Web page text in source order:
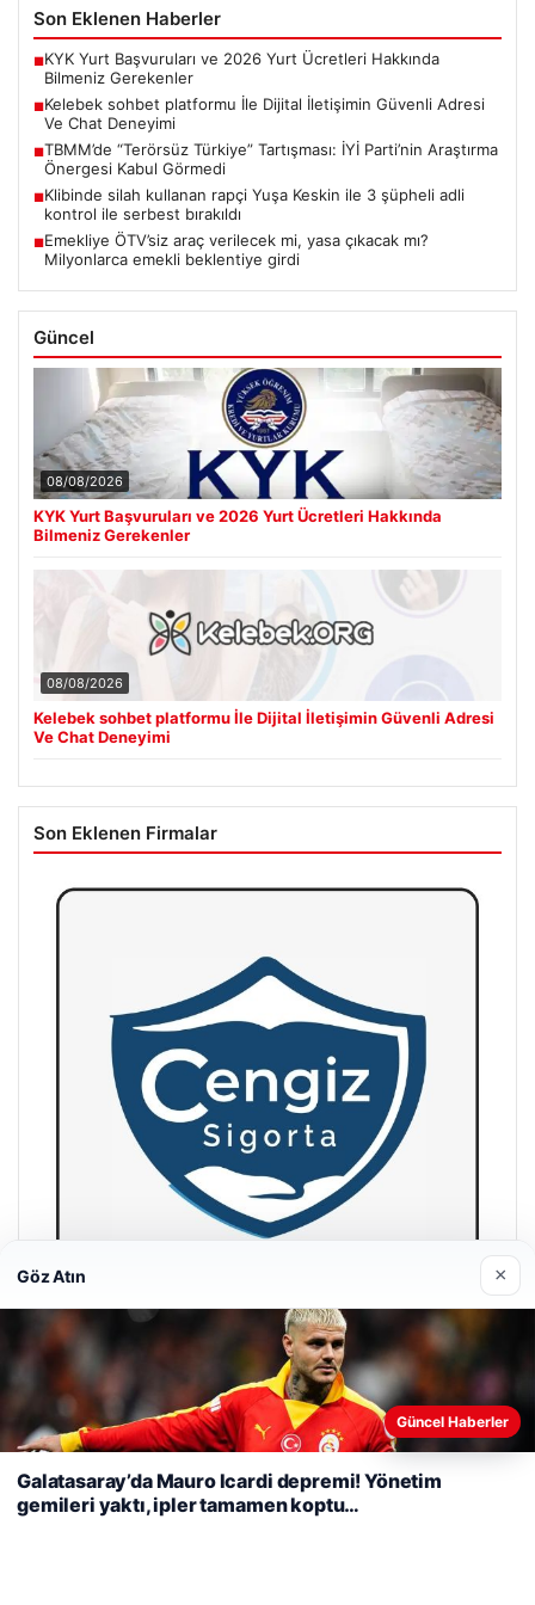
Son Eklenen Haberler
■KYK Yurt Başvuruları ve 2026 Yurt Ücretleri Hakkında
Bilmeniz Gerekenler
■Kelebek sohbet platformu İle Dijital İletişimin Güvenli Adresi
Ve Chat Deneyimi
■TBMM’de “Terörsüz Türkiye” Tartışması: İYİ Parti’nin Araştırma
Önergesi Kabul Görmedi
■Klibinde silah kullanan rapçi Yuşa Keskin ile 3 şüpheli adli
kontrol ile serbest bırakıldı
■Emekliye ÖTV’siz araç verilecek mi, yasa çıkacak mı?
Milyonlarca emekli beklentiye girdi
Güncel
08/08/2026
KYK Yurt Başvuruları ve 2026 Yurt Ücretleri Hakkında
Bilmeniz Gerekenler
08/08/2026
Kelebek sohbet platformu İle Dijital İletişimin Güvenli Adresi
Ve Chat Deneyimi
Son Eklenen Firmalar
Cengiz Sigorta
23/06/2026
Web sitemizi nasıl kullandığınızı daha iyi anlayabilmek,
deneyiminizi kişiselleştirmek ve geliştirmek amacıyla çerezler
kullanıyoruz.
Çerez Politikamız
Reddet Kabul Et
Göz Atın ×
Güncel Haberler
Galatasaray’da Mauro Icardi depremi! Yönetim
gemileri yaktı, ipler tamamen koptu…